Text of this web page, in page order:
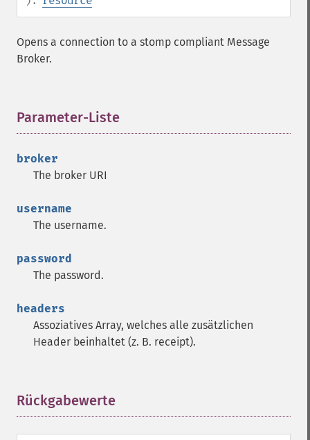
Opens a connection to a stomp compliant Message
Broker.
Parameter-Liste
broker
The broker URI
username
The username.
password
The password.
headers
Assoziatives Array, welches alle zusätzlichen
Header beinhaltet (z. B. receipt).
Rückgabewerte